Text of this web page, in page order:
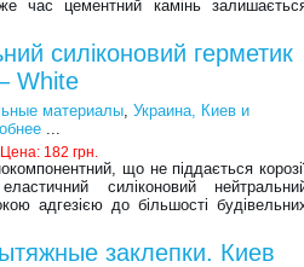
час цементний камінь
силіконовий герметик
White
материалы,Украина, Киев и
...
Цена: 182 грн.
що не піддається
силіконовий
адгезією до більшості
заклепки. Киев